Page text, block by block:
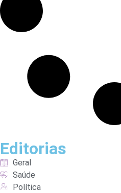
Editorias
Geral
Saúde
Política